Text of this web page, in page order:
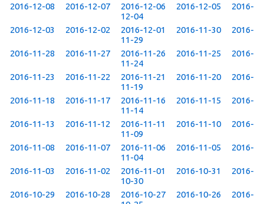
2016-12-08
2016-12-07 2016-12-06 2016-12-05
2016-
12-04
2016-12-03
2016-12-02 2016-12-01 2016-11-30
2016-
11-29
2016-11-28
2016-11-27 2016-11-26 2016-11-25
2016-
11-24
2016-11-23
2016-11-22 2016-11-21 2016-11-20
2016-
11-19
2016-11-18
2016-11-17 2016-11-16 2016-11-15
2016-
11-14
2016-11-13
2016-11-12 2016-11-11 2016-11-10
2016-
11-09
2016-11-08
2016-11-07 2016-11-06 2016-11-05
2016-
11-04
2016-11-03
2016-11-02 2016-11-01 2016-10-31
2016-
10-30
2016-10-29
2016-10-28 2016-10-27 2016-10-26
2016-